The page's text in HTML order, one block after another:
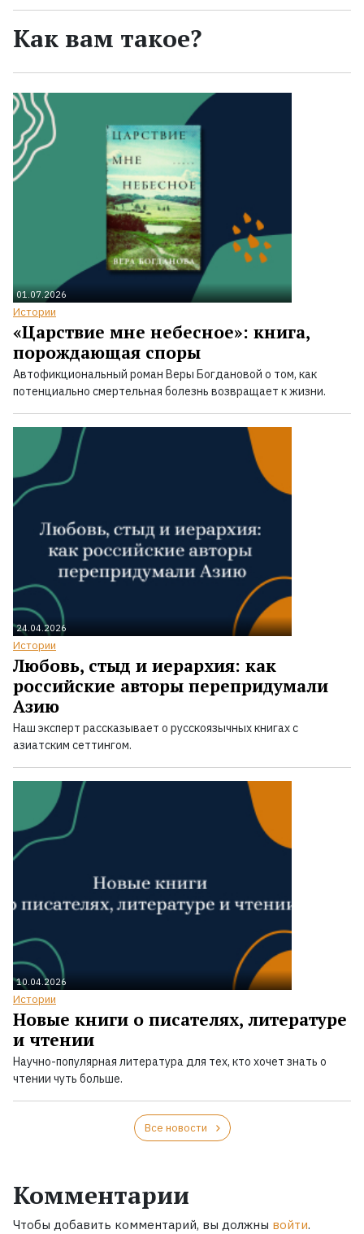
Как вам такое?
01.07.2026
Истории
«Царствие мне небесное»: книга,
порождающая споры
Автофикциональный роман Веры Богдановой о том, как
потенциально смертельная болезнь возвращает к жизни.
24.04.2026
Истории
Любовь, стыд и иерархия: как
российские авторы перепридумали
Азию
Наш эксперт рассказывает о русскоязычных книгах с
азиатским сеттингом.
10.04.2026
Истории
Новые книги о писателях, литературе
и чтении
Научно-популярная литература для тех, кто хочет знать о
чтении чуть больше.
Все новости
Комментарии
Чтобы добавить комментарий, вы должны войти.